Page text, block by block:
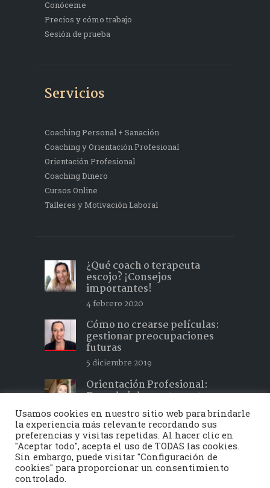
Conóceme
Precios y cómo trabajo
Sesión de prueba
Servicios
Coaching Personal + Sanación
Coaching y Orientación Profesional
Orientación Profesional
Coaching Dinero
Cursos Online
Talleres y Motivación Laboral
¿Qué coach o terapeuta
escojo? ¡Consejos
importantes!
4 febrero 2020
Cómo no crearse películas:
gestionar preocupaciones
futuras
5 diciembre 2019
Orientación Profesional:
Descubrir lo que te gusta y
hacer lo que te apasiona 2
15 febrero 2019
Toquedeluz © 2020 - Todos los derechos
Usamos cookies en nuestro sitio web para brindarle
la experiencia más relevante recordando sus
preferencias y visitas repetidas. Al hacer clic en
"Aceptar todo", acepta el uso de TODAS las cookies.
Sin embargo, puede visitar "Configuración de
cookies" para proporcionar un consentimiento
controlado.